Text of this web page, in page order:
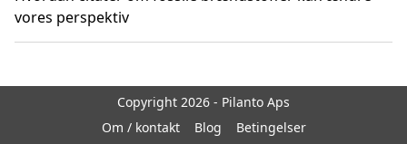
vores perspektiv
Copyright 2026 - Pilanto Aps
Om / kontakt
Blog Betingelser